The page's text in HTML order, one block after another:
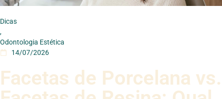
Dicas
,
Odontologia Estética
14/07/2026
Facetas de Porcelana vs.